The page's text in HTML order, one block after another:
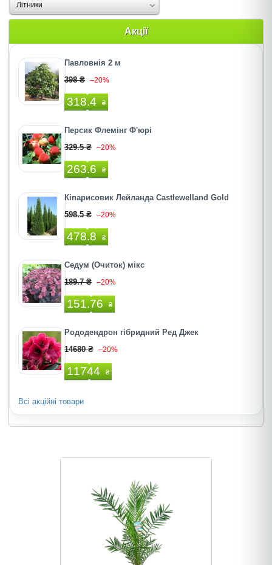
Літники
Акції
Павловнiя 2 м
398 ₴ –20%
318.4 ₴
Персик Флемінг Ф'юрі
329.5 ₴ –20%
263.6 ₴
Кіпарисовик Лейланда Castlewelland Gold
598.5 ₴ –20%
478.8 ₴
Седум (Очиток) мікс
189.7 ₴ –20%
151.76 ₴
Рододендрон гібридний Ред Джек
14680 ₴ –20%
11744 ₴
Всі акційні товари